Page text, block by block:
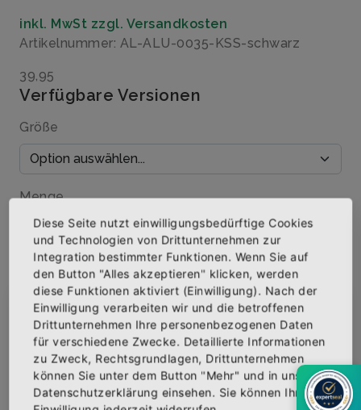
inkl. MwSt zzgl. Versandkosten
Artikelnummer: AL-ALU-0035-KSS-schwarz
39,95
Verfügbare Versionen
Größe
Menge
IN DEN WARENKORB
AUF DIE WUNSCHLISTE
BESCHREIBUNG INFOS BEWERTUNGEN
Abonniere jetzt unseren Newsletter
Bekomme die aktuellsten News über neue
Produkte und zudem einen 10% Gutschein für
deine nächste Bestellung.
Diese Seite nutzt einwilligungsbedürftige Cookies
und Technologien von Drittunternehmen zur
Integration bestimmter Funktionen. Wenn Sie auf
den Button "Alles akzeptieren" klicken, werden
diese Funktionen aktiviert (Einwilligung). Nach der
Einwilligung verarbeiten wir und die betroffenen
Drittunternehmen Ihre personenbezogenen Daten
für verschiedene Zwecke. Detaillierte Informationen
zu Zweck, Rechtsgrundlagen, Drittunternehmen
können Sie unter dem Button "Mehr" und in unserer
Datenschutzerklärung einsehen. Sie können Ihre